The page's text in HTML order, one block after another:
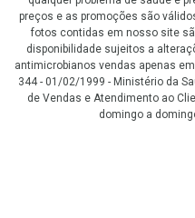
preços e as promoções são
fotos contidas em nosso site
disponibilidade sujeitos a
antimicrobianos vendas apenas
344 - 01/02/1999 - Ministério da
de Vendas e Atendimento ao
domingo a